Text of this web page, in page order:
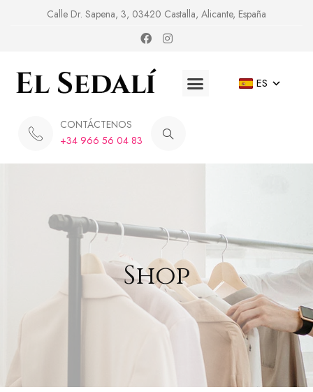
Calle Dr. Sapena, 3, 03420 Castalla, Alicante, España
ES
CONTÁCTENOS
+34 966 56 04 83
Shop